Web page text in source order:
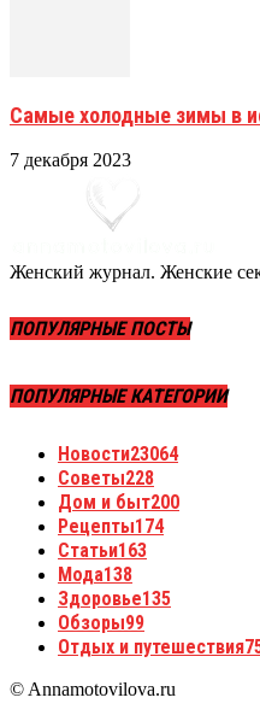
Самые холодные зимы в
7 декабря 2023
Женский журнал. Женские
ПОПУЛЯРНЫЕ ПОСТЫ
ПОПУЛЯРНЫЕ КАТЕГОРИИ
Новости23064
Советы228
Дом и быт200
Рецепты174
Статьи163
Мода138
Здоровье135
Обзоры99
Отдых и путешествия
© Annamotovilova.ru